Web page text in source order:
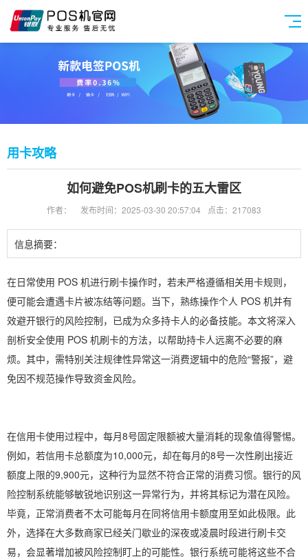
用卡攻略
如何避免POS机刷卡的五大雷区
作者： 发布时间：2025-03-30 20:57:04 点击：217083
信息摘要：
在日常使用 POS 机进行刷卡操作时，若未严格遵循相关用卡规则，
便可能会遭遇卡片被冻结等问题。当下，熟练操作个人 POS 机并有
效避开银行的风险控制，已成为众多持卡人的必备技能。本文将深入
剖析安全使用 POS 机刷卡的方法，以帮助持卡人远离不必要的麻
烦。其中，需特别关注规律性异常这一消费逻辑中的危险“警报”，避
免因不规范操作导致资金风险。
在信用卡使用过程中，每月8号固定限额被大量消耗的现象值得警惕。
例如，若信用卡总额度为10,000元，却在每月的8号一次性刷出接近
额度上限的9,900元，这种行为显然不符合正常的消费习惯。银行的风
险控制系统能够敏锐地识别这一异常行为，并将其标记为潜在风险。
毕竟，正常消费者不太可能每月在同将信用卡额度用至如此极限。此
外，选择在大多数商家已经关门歇业的深夜或凌晨时段进行刷卡交
易，会显著增加被风险控制盯上的可能性。银行系统可能将这些不合